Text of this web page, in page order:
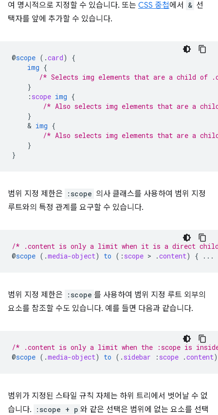
여 명시적으로 지정할 수 있습니다. 또는 CSS 중첩에서 & 선
택자를 앞에 추가할 수 있습니다.
@scope ( .card)
{
img {
/* Selects img elements that are a child of
}
: scope img {
/* Also selects img elements that are a
}
    &
img {
/* Also selects img elements that are a
}
}
범위 지정 제한은 :scope 의사 클래스를 사용하여 범위 지정
루트와의 특정 관계를 요구할 수 있습니다.
/* .content is only a limit when it is a direct
@scope ( .media-object) to ( : scope > .content) { ...
범위 지정 제한은 :scope 를 사용하여 범위 지정 루트 외부의
요소를 참조할 수도 있습니다. 예를 들면 다음과 같습니다.
/* .content is only a limit when the :scope is
@scope ( .media-object) to ( . sidebar : scope .content)
범위가 지정된 스타일 규칙 자체는 하위 트리에서 벗어날 수 없
습니다.
:scope + p 와 같은 선택은 범위에 없는 요소를 선택